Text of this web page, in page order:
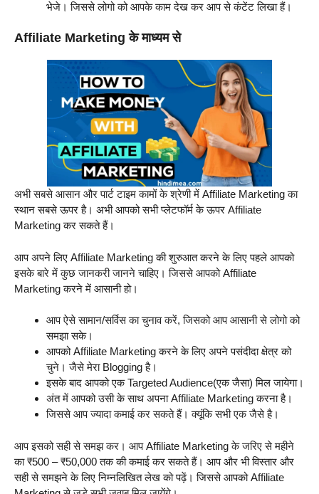
भेजे। जिससे लोगो को आपके काम देख कर आप से कंटेंट लिखा हैं।
Affiliate Marketing के माध्यम से
अभी सबसे आसान और पार्ट टाइम कामों के श्रेणी में Affiliate Marketing का
स्थान सबसे ऊपर है। अभी आपको सभी प्लेटफॉर्म के ऊपर Affiliate
Marketing कर सकते हैं।
आप अपने लिए Affiliate Marketing की शुरुआत करने के लिए पहले आपको
इसके बारे में कुछ जानकरी जानने चाहिए। जिससे आपको Affiliate
Marketing करने में आसानी हो।
आप ऐसे सामान/सर्विस का चुनाव करें, जिसको आप आसानी से लोगो को
समझा सके।
आपको Affiliate Marketing करने के लिए अपने पसंदीदा क्षेत्र को
चुने। जैसे मेरा Blogging है।
इसके बाद आपको एक Targeted Audience(एक जैसा) मिल जायेगा।
अंत में आपको उसी के साथ अपना Affiliate Marketing करना है।
जिससे आप ज्यादा कमाई कर सकते हैं। क्यूंकि सभी एक जैसे है।
आप इसको सही से समझ कर। आप Affiliate Marketing के जरिए से महीने
का ₹500 – ₹50,000 तक की कमाई कर सकते हैं। आप और भी विस्तार और
सही से समझने के लिए निम्नलिखित लेख को पढ़ें। जिससे आपको Affiliate